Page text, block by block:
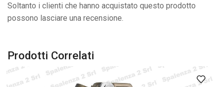
Soltanto i clienti che hanno acquistato questo prodotto
possono lasciare una recensione.
Prodotti Correlati